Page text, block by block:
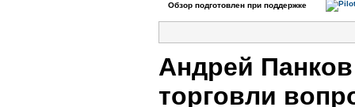
Обзор подготовлен при поддержке
Андрей
торговли